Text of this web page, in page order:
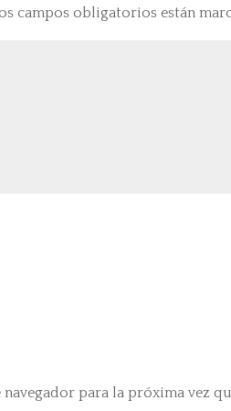
campos obligatorios están
para la próxima vez